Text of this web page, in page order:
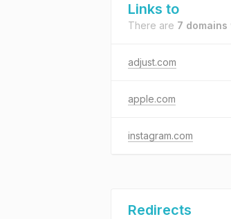
Links to
There are 7 domains
adjust.com
apple.com
instagram.com
Redirects